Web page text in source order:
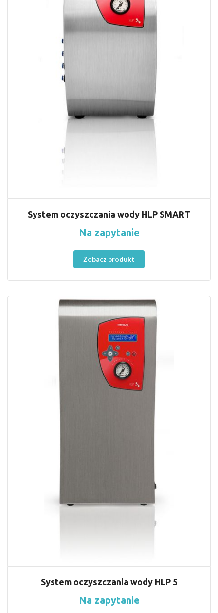
System oczyszczania wody HLP SMART
Na zapytanie
Zobacz produkt
System oczyszczania wody HLP 5
Na zapytanie